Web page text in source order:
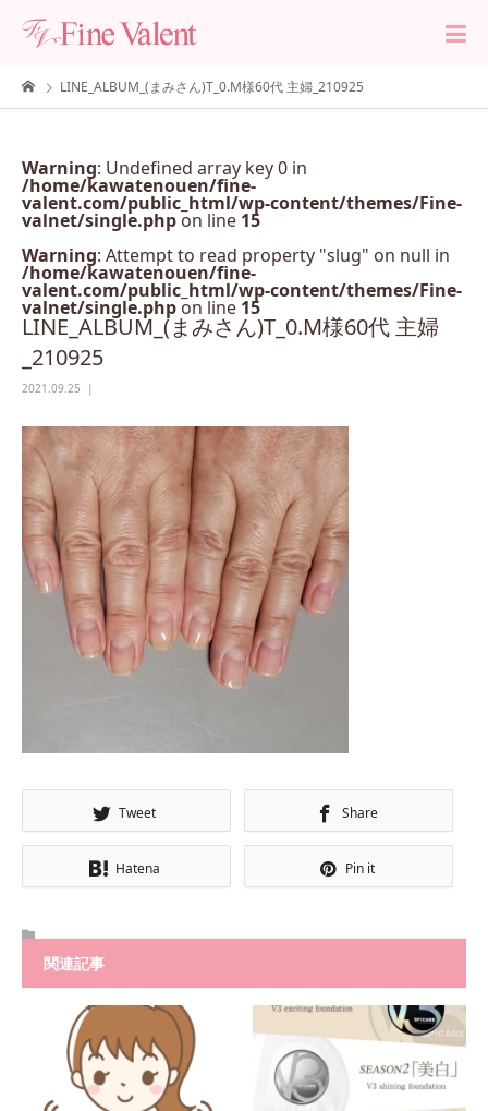
LINE_ALBUM_(まみさん)T_0.M様60代 主婦_210925
Warning: Undefined array key 0 in
/home/kawatenouen/fine-
valent.com/public_html/wp-content/themes/Fine-
valnet/single.phpon line 15
Warning: Attempt to read property "slug" on null in
/home/kawatenouen/fine-
valent.com/public_html/wp-content/themes/Fine-
valnet/single.phpon line 15
LINE_ALBUM_(まみさん)T_0.M様60代 主婦
_210925
2021.09.25
Tweet Share
Hatena Pin it
関連記事